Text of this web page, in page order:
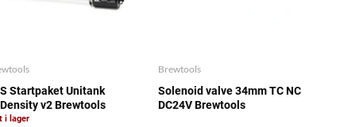
Startpaket Unitank
v2 Brewtools
i lager
Brewtools
Solenoid valve 34mm TC NC
DC24V Brewtools